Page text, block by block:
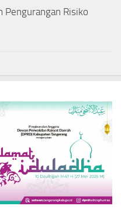
Pengurangan Risiko